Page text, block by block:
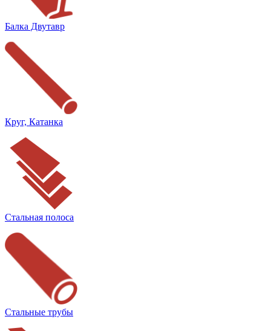
Балка Двутавр
Круг, Катанка
Стальная полоса
Стальные трубы